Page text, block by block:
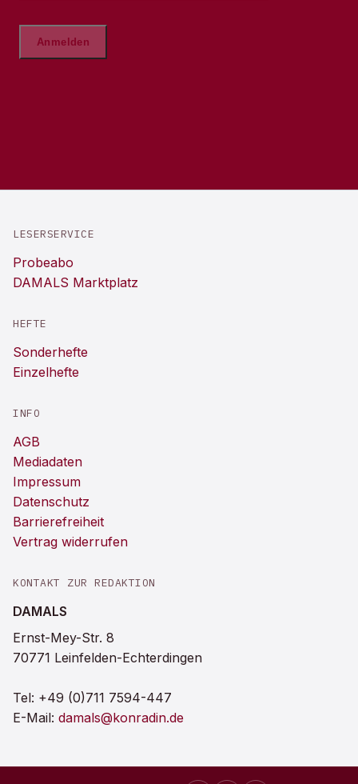
LESERSERVICE
Probeabo
DAMALS Marktplatz
HEFTE
Sonderhefte
Einzelhefte
INFO
AGB
Mediadaten
Impressum
Datenschutz
Barrierefreiheit
Vertrag widerrufen
KONTAKT ZUR REDAKTION
DAMALS
Ernst-Mey-Str. 8
70771 Leinfelden-Echterdingen
Tel: +49 (0)711 7594-447
E-Mail: damals@konradin.de